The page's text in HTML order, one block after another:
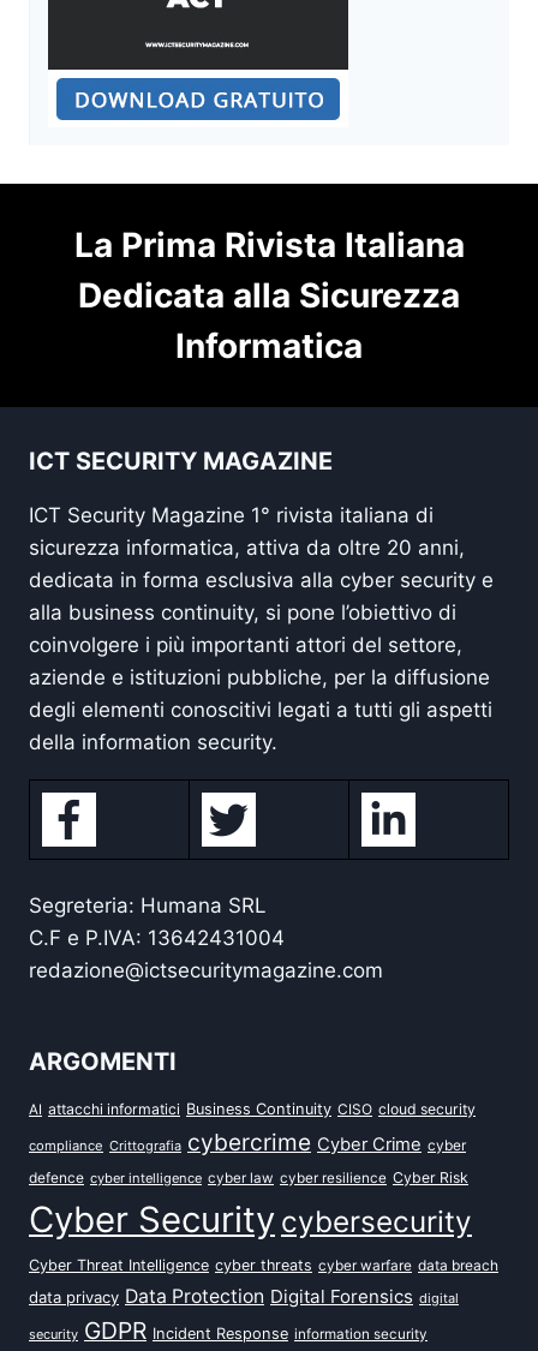
La Prima Rivista Italiana
Dedicata alla Sicurezza
Informatica
ICT SECURITY MAGAZINE
ICT Security Magazine 1° rivista italiana di
sicurezza informatica, attiva da oltre 20 anni,
dedicata in forma esclusiva alla cyber security e
alla business continuity, si pone l’obiettivo di
coinvolgere i più importanti attori del settore,
aziende e istituzioni pubbliche, per la diffusione
degli elementi conoscitivi legati a tutti gli aspetti
della information security.
Segreteria: Humana SRL
C.F e P.IVA: 13642431004
redazione@ictsecuritymagazine.com
ARGOMENTI
AI attacchi informatici Business Continuity CISO cloud security
compliance Crittografia cybercrime Cyber Crime cyber
defence cyber intelligence cyber law cyber resilience Cyber Risk
Cyber Security cybersecurity
Cyber Threat Intelligence cyber threats cyber warfare data breach
data privacy Data Protection Digital Forensics digital
security GDPR Incident Response information security